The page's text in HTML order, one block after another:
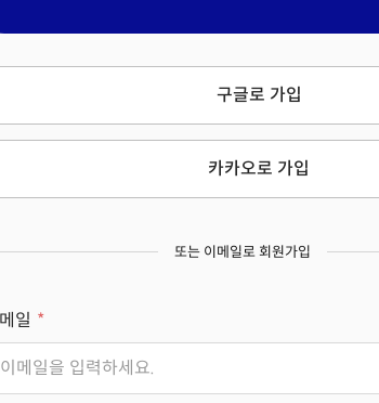
구글로 가입
카카오로 가입
또는 이메일로 회원가입
일